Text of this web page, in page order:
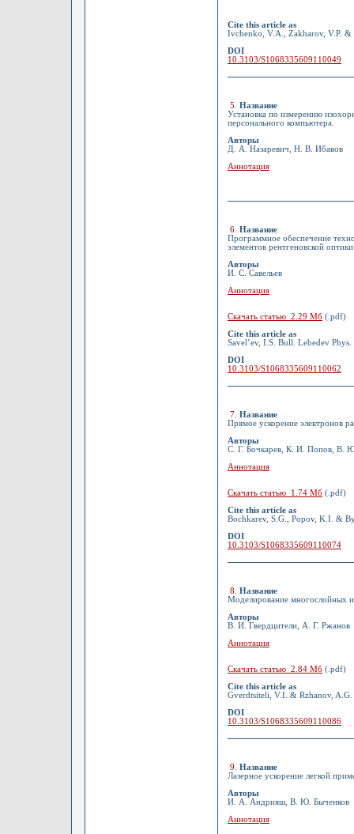
Cite this article as
Ivchenko, V.A., Zakharov, V.P.
DOI
10.3103/S1068335609110049
5
Название
Установка по измерению
персонального компьютера.
Авторы
Д. А. Назаревич, Н. В. Ибавов
Аннотация
6 Название
Программное обеспечение
элементов рентгеновской оптики
Авторы
И. С. Савельев
Аннотация
Скачать статью 2.29 Мб (.pdf)
Cite this article as
Savel’ev, I.S. Bull. Lebedev
DOI
10.3103/S1068335609110062
7 Название
Прямое ускорение электронов
Авторы
С. Г. Бочкарев, К. И. Попов, В.
Аннотация
Скачать статью 1.74 Мб (.pdf)
Cite this article as
Bochkarev, S.G., Popov, K.I. &
DOI
10.3103/S1068335609110074
8
Название
Моделирование многослойных
Авторы
В. И. Гвердцители, А. Г. Ржанов
Аннотация
Скачать статью 2.84 Мб (.pdf)
Cite this article as
Gverdtsiteli, V.I. & Rzhanov,
DOI
10.3103/S1068335609110086
9
Название
Лазерное ускорение легкой
Авторы
И. А. Андрияш, В. Ю. Быченков
Аннотация